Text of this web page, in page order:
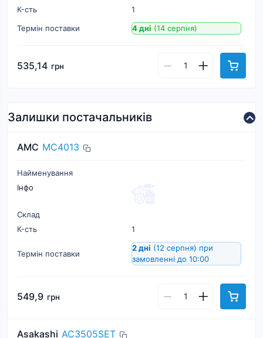
К-cть
1
Термін поставки
4 дні (14 серпня)
535,14 грн
Залишки постачальників
AMC MC4013
Найменування
Інфо
Склад
К-cть
1
Термін поставки
2 дні (12 серпня) при
замовленні до 10:00
549,9 грн
Asakashi AC3505SET